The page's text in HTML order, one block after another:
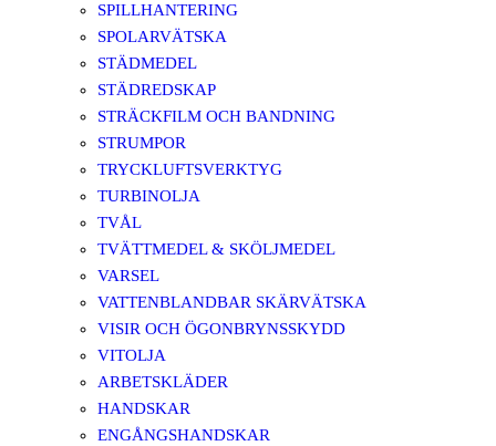
SPILLHANTERING
SPOLARVÄTSKA
STÄDMEDEL
STÄDREDSKAP
STRÄCKFILM OCH BANDNING
STRUMPOR
TRYCKLUFTSVERKTYG
TURBINOLJA
TVÅL
TVÄTTMEDEL & SKÖLJMEDEL
VARSEL
VATTENBLANDBAR SKÄRVÄTSKA
VISIR OCH ÖGONBRYNSSKYDD
VITOLJA
ARBETSKLÄDER
HANDSKAR
ENGÅNGSHANDSKAR